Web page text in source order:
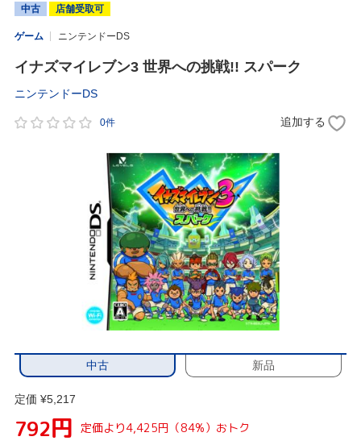
中古 店舗受取可
ゲーム ニンテンドーDS
イナズマイレブン3 世界への挑戦!! スパーク
ニンテンドーDS
0件 追加する
中古 新品
定価 ¥5,217
792円 定価より4,425円（84%）おトク